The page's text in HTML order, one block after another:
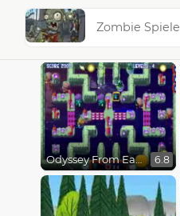
Zombie Spiele
Odyssey From Earth To Space 6.8